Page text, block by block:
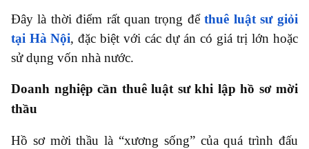
Đây là thời điểm rất quan trọng để thuê luật sư giỏi
tại Hà Nội, đặc biệt với các dự án có giá trị lớn hoặc
sử dụng vốn nhà nước.
Doanh nghiệp cần thuê luật sư khi lập hồ sơ mời
thầu
Hồ sơ mời thầu là “xương sống” của quá trình đấu